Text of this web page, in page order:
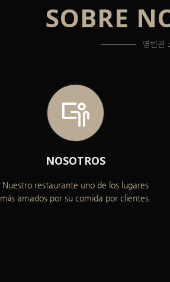
SOBRE
영빈관
NOSOTROS
Nuestro restaurante uno de los lugares
más amados por su comida por clientes.